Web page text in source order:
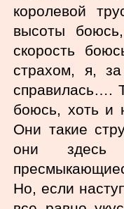
королевой
высоты
скорость
страхом, я,
справилась….
боюсь, хоть и
Они такие
они здесь
Но, если